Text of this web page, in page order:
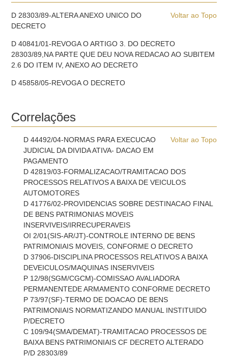
Voltar ao Topo
D 28303/89-ALTERA ANEXO UNICO DO
DECRETO
D 40841/01-REVOGA O ARTIGO 3. DO DECRETO
28303/89,NA PARTE QUE DEU NOVA REDACAO AO SUBITEM
2.6 DO ITEM IV, ANEXO AO DECRETO
D 45858/05-REVOGA O DECRETO
Correlações
Voltar ao Topo
D 44492/04-NORMAS PARA EXECUCAO
JUDICIAL DA DIVIDA ATIVA- DACAO EM
PAGAMENTO
D 42819/03-FORMALIZACAO/TRAMITACAO DOS
PROCESSOS RELATIVOS A BAIXA DE VEICULOS
AUTOMOTORES
D 41776/02-PROVIDENCIAS SOBRE DESTINACAO FINAL
DE BENS PATRIMONIAS MOVEIS
INSERVIVEIS/IRRECUPERAVEIS
OI 2/01(SIS-AR/JT)-CONTROLE INTERNO DE BENS
PATRIMONIAIS MOVEIS, CONFORME O DECRETO
D 37906-DISCIPLINA PROCESSOS RELATIVOS A BAIXA
DEVEICULOS/MAQUINAS INSERVIVEIS
P 12/98(SGM/CGCM)-COMISSAO AVALIADORA
PERMANENTEDE ARMAMENTO CONFORME DECRETO
P 73/97(SF)-TERMO DE DOACAO DE BENS
PATRIMONIAIS NORMATIZANDO MANUAL INSTITUIDO
P/DECRETO
C 109/94(SMA/DEMAT)-TRAMITACAO PROCESSOS DE
BAIXA BENS PATRIMONIAIS CF DECRETO ALTERADO
P/D 28303/89